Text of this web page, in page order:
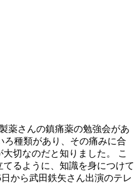
薬さんの鎮痛薬の勉強会があ
ろ種類があり、その痛みに合
切なのだと知りました。 こ
るように、知識を身につけて
から武田鉄矢さん出演のテレ